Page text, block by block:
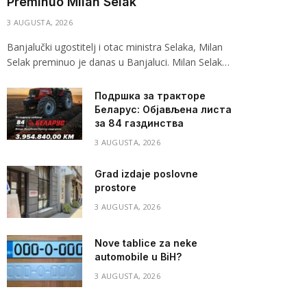
3 AUGUSTA, 2026
Banjalučki ugostitelj i otac ministra Selaka, Milan
Selak preminuo je danas u Banjaluci. Milan Selak…
Подршка за тракторе
Беларус: Објављена листа
за 84 газдинства
3 AUGUSTA, 2026
Grad izdaje poslovne
prostore
3 AUGUSTA, 2026
Nove tablice za neke
automobile u BiH?
3 AUGUSTA, 2026